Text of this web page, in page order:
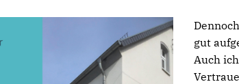
gut
Auch